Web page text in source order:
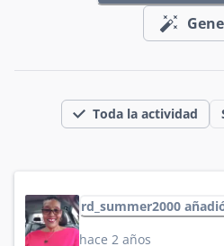
Toda la actividad
rd_summer2000
hace 2 años